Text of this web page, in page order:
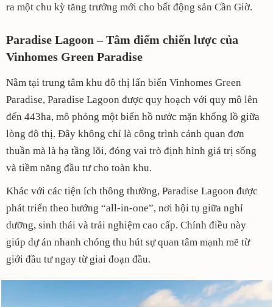
ra một chu kỳ tăng trưởng mới cho bất động sản Cần Giờ.
Paradise Lagoon – Tâm điểm chiến lược của
Vinhomes Green Paradise
Nằm tại trung tâm khu đô thị lấn biển Vinhomes Green
Paradise, Paradise Lagoon được quy hoạch với quy mô lên
đến 443ha, mô phỏng một biển hồ nước mặn khổng lồ giữa
lòng đô thị. Đây không chỉ là công trình cảnh quan đơn
thuần mà là hạ tầng lõi, đóng vai trò định hình giá trị sống
và tiềm năng đầu tư cho toàn khu.
Khác với các tiện ích thông thường, Paradise Lagoon được
phát triển theo hướng “all-in-one”, nơi hội tụ giữa nghỉ
dưỡng, sinh thái và trải nghiệm cao cấp. Chính điều này
giúp dự án nhanh chóng thu hút sự quan tâm mạnh mẽ từ
giới đầu tư ngay từ giai đoạn đầu.